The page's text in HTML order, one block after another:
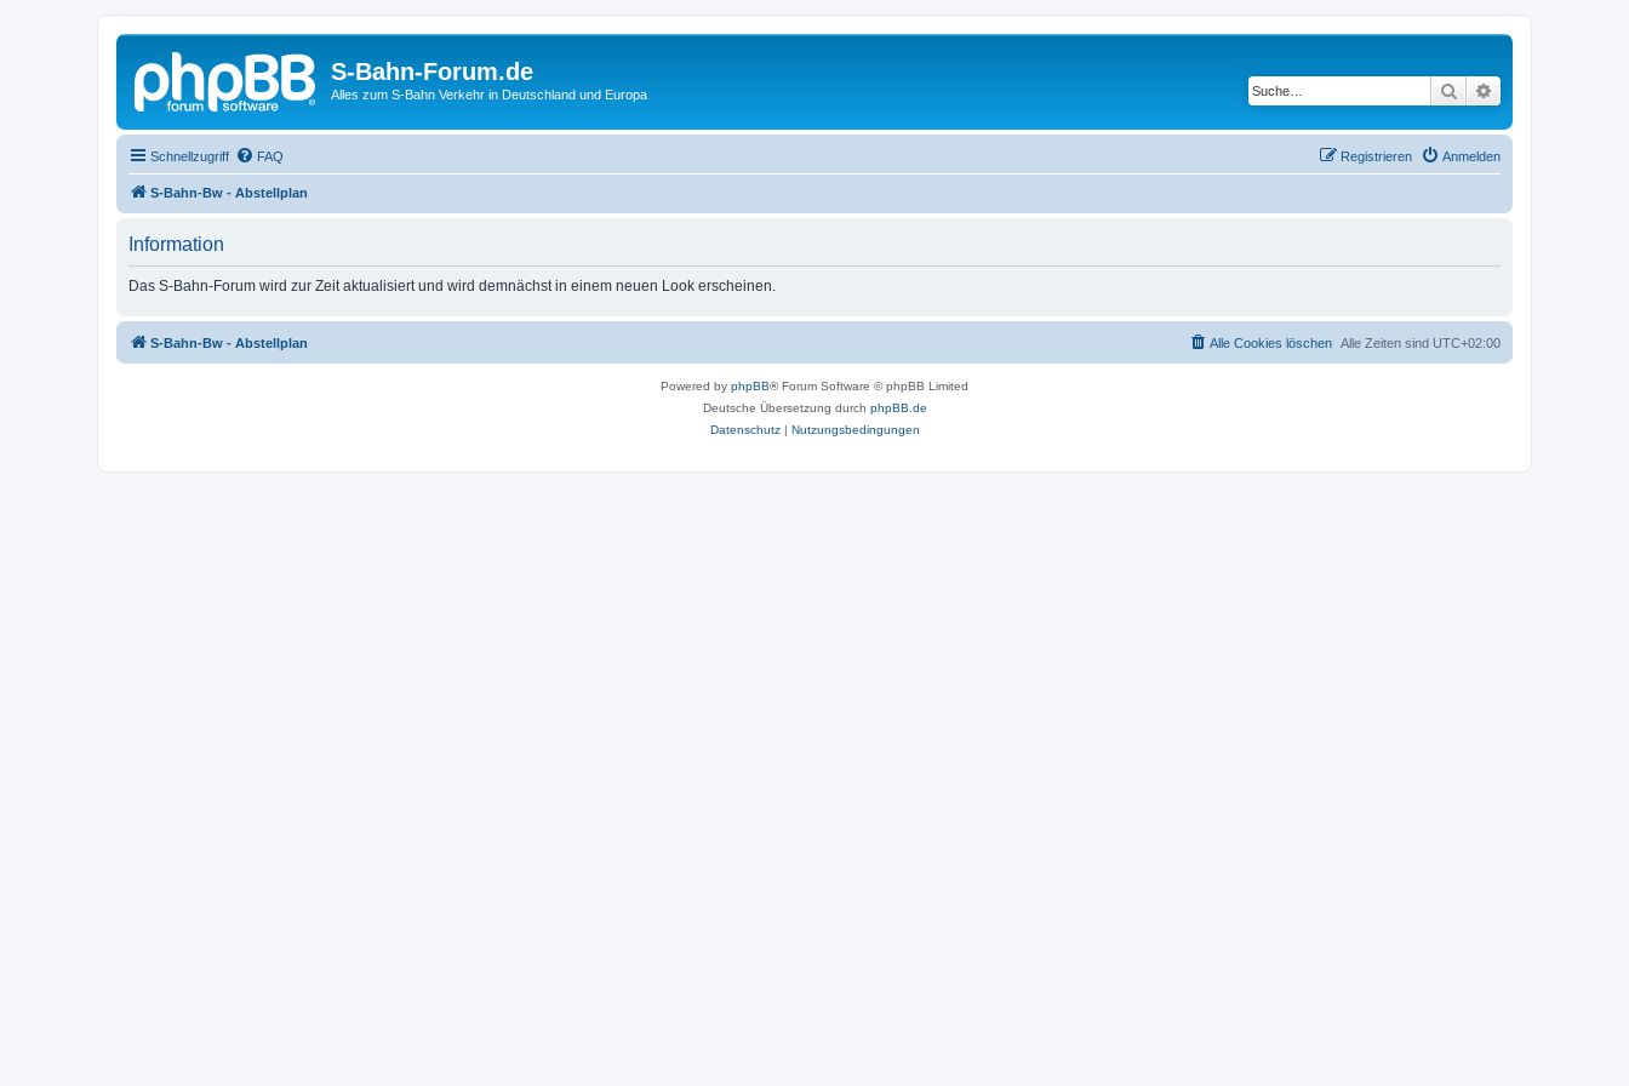
S-Bahn-Forum.de
Alles zum S-Bahn Verkehr in Deutschland und Europa Suche
Schnellzugriff FAQ Anmelden
Registrieren
S-Bahn-Bw - Abstellplan
Information
Das S-Bahn-Forum wird zur Zeit aktualisiert und wird demnächst in einem neuen Look erscheinen.
S-Bahn-Bw - Abstellplan Alle Zeiten sind UTC+02:00
Alle Cookies löschen
Powered by phpBB® Forum Software © phpBB Limited
Deutsche Übersetzung durch phpBB.de
Datenschutz| Nutzungsbedingungen